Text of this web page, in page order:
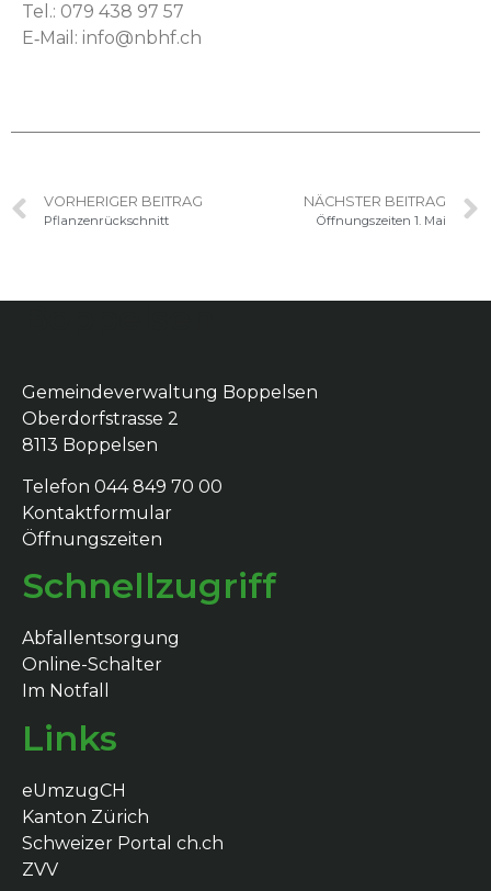
Tel.: 079 438 97 57
E‑Mail: info@nbhf.ch
VORHERIGER BEITRAG
Pflanzenrückschnitt
NÄCHSTER BEITRAG
Öffnungszeiten 1. Mai
Gemeindeverwaltung Boppelsen
Oberdorfstrasse 2
8113 Boppelsen
Telefon 044 849 70 00
Kontaktformular
Öffnungszeiten
Schnellzugriff
Abfallentsorgung
Online-Schalter
Im Notfall
Links
eUmzugCH
Kanton Zürich
Schweizer Portal ch.ch
ZVV